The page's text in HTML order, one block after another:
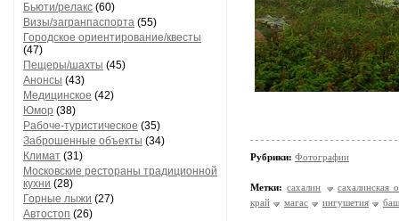
Бьюти/релакс (60)
Визы/загранпаспорта (55)
Городское ориентирование/квесты
(47)
Пещеры/шахты (45)
Анонсы (43)
Медицинское (42)
Юмор (38)
Рабоче-туристическое (35)
Заброшенные объекты (34)
Климат (31)
Московские рестораны традиционной
кухни (28)
Горные лыжи (27)
Автостоп (26)
Рубрики: Фотографии
Метки: сахалин
сахалинская
край
магас ингушетия